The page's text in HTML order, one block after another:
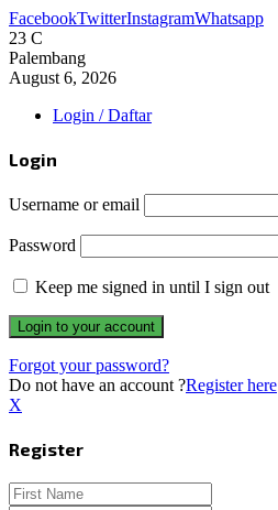
FacebookTwitterInstagramWhatsapp
23 C
Palembang
August 6, 2026
Login / Daftar
Login
Username or email
Password
Keep me signed in until I sign out
Forgot your password?
Do not have an account ?Register here
X
Register